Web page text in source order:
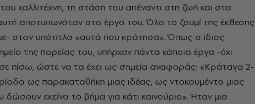
καλλιτέχνη, τη στάση του απέναντι στη ζωή και στα
αποτυπωνόταν στο έργο του. Όλο το ζουμί της έκθεσης
στον υπότιτλο «αυτά που κράτησα». Όπως ο ίδιος
της πορείας του, υπήρχαν πάντα κάποια έργα -όχι
πίσω, ώστε να τα έχει ως σημεία αναφοράς: «Κράταγα 2-
ως παρακαταθήκη μιας ιδέας, ως ντοκουμέντο μιας
εκείνο το βήμα για κάτι καινούριο». Ήταν μια